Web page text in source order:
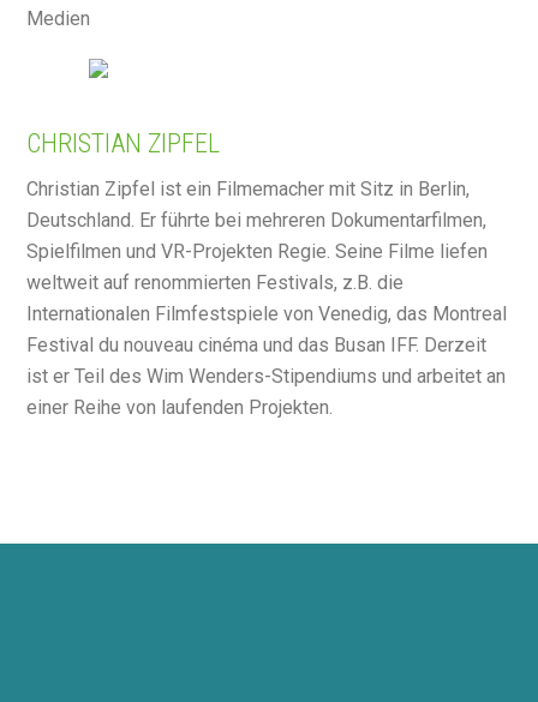
Medien
CHRISTIAN ZIPFEL
Christian Zipfel ist ein Filmemacher mit Sitz in Berlin,
Deutschland. Er führte bei mehreren Dokumentarfilmen,
Spielfilmen und VR-Projekten Regie. Seine Filme liefen
weltweit auf renommierten Festivals, z.B. die
Internationalen Filmfestspiele von Venedig, das Montreal
Festival du nouveau cinéma und das Busan IFF. Derzeit
ist er Teil des Wim Wenders-Stipendiums und arbeitet an
einer Reihe von laufenden Projekten.